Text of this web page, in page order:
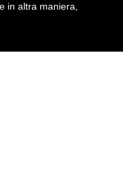
in altra maniera,